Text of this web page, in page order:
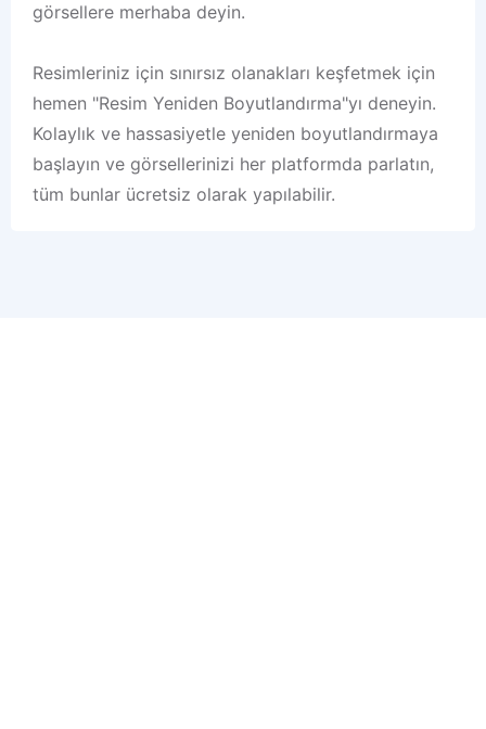
görsellere merhaba deyin.
Resimleriniz için sınırsız olanakları keşfetmek için
hemen "Resim Yeniden Boyutlandırma"yı deneyin.
Kolaylık ve hassasiyetle yeniden boyutlandırmaya
başlayın ve görsellerinizi her platformda parlatın,
tüm bunlar ücretsiz olarak yapılabilir.